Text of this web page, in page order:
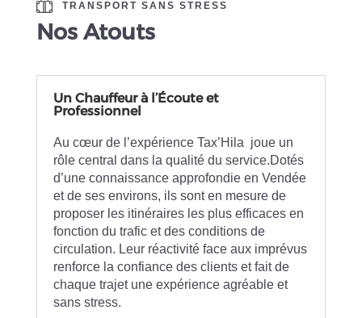
TRANSPORT SANS STRESS
Nos Atouts
Un Chauffeur à l’Écoute et
Professionnel
Au cœur de l’expérience Tax’Hila joue un
rôle central dans la qualité du service.Dotés
d’une connaissance approfondie en Vendée
et de ses environs, ils sont en mesure de
proposer les itinéraires les plus efficaces en
fonction du trafic et des conditions de
circulation. Leur réactivité face aux imprévus
renforce la confiance des clients et fait de
chaque trajet une expérience agréable et
sans stress.